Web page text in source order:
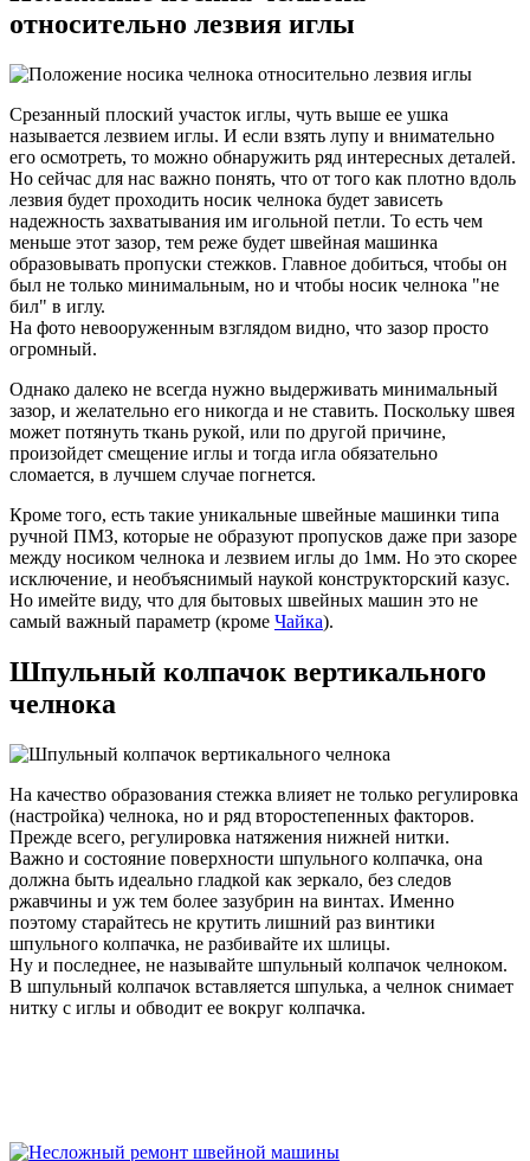
относительно лезвия иглы
Срезанный плоский участок иглы, чуть выше ее ушка
называется лезвием иглы. И если взять лупу и внимательно
его осмотреть, то можно обнаружить ряд интересных деталей.
Но сейчас для нас важно понять, что от того как плотно вдоль
лезвия будет проходить носик челнока будет зависеть
надежность захватывания им игольной петли. То есть чем
меньше этот зазор, тем реже будет швейная машинка
образовывать пропуски стежков. Главное добиться, чтобы он
был не только минимальным, но и чтобы носик челнока "не
бил" в иглу.
На фото невооруженным взглядом видно, что зазор просто
огромный.
Однако далеко не всегда нужно выдерживать минимальный
зазор, и желательно его никогда и не ставить. Поскольку швея
может потянуть ткань рукой, или по другой причине,
произойдет смещение иглы и тогда игла обязательно
сломается, в лучшем случае погнется.
Кроме того, есть такие уникальные швейные машинки типа
ручной ПМЗ, которые не образуют пропусков даже при зазоре
между носиком челнока и лезвием иглы до 1мм. Но это скорее
исключение, и необъяснимый наукой конструкторский казус.
Но имейте виду, что для бытовых швейных машин это не
самый важный параметр (кроме Чайка).
Шпульный колпачок вертикального
челнока
На качество образования стежка влияет не только регулировка
(настройка) челнока, но и ряд второстепенных факторов.
Прежде всего, регулировка натяжения нижней нитки.
Важно и состояние поверхности шпульного колпачка, она
должна быть идеально гладкой как зеркало, без следов
ржавчины и уж тем более зазубрин на винтах. Именно
поэтому старайтесь не крутить лишний раз винтики
шпульного колпачка, не разбивайте их шлицы.
Ну и последнее, не называйте шпульный колпачок челноком.
В шпульный колпачок вставляется шпулька, а челнок снимает
нитку с иглы и обводит ее вокруг колпачка.